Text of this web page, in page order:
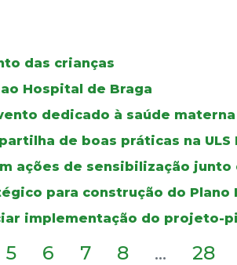
das crianças
Hospital de Braga
dedicado à saúde
de boas práticas na ULS
ações de sensibilização
para construção do Plano
implementação do
5 6 7 8 ... 28